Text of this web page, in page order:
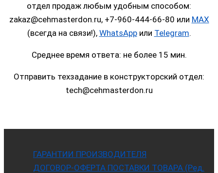
отдел продаж любым удобным способом:
zakaz@cehmasterdon.ru, +7-960-444-66-80 или MAX
(всегда на связи!), WhatsAppили Telegram.
Среднее время ответа: не более 15 мин.
Отправить техзадание в конструкторский отдел:
tech@cehmasterdon.ru
ГАРАНТИИ ПРОИЗВОДИТЕЛЯ
ДОГОВОР-ОФЕРТА ПОСТАВКИ ТОВАРА (Ред.